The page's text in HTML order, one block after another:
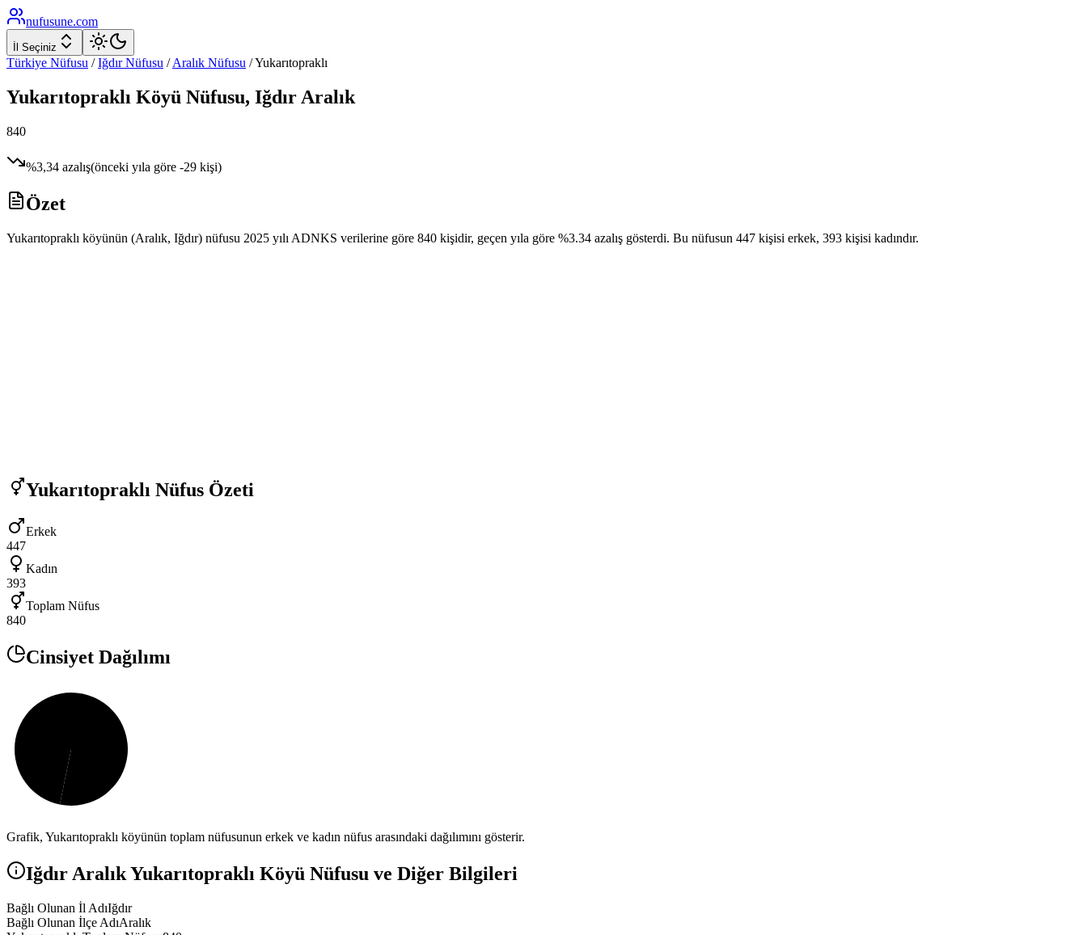
nufusune.com
İl Seçiniz
Türkiye Nüfusu / IğdırNüfusu / Aralık Nüfusu /Yukarıtopraklı
Yukarıtopraklı Köyü Nüfusu, Iğdır Aralık
840
%3,34 azalış(önceki yıla göre -29 kişi)
Özet
Yukarıtopraklı köyünün (Aralık, Iğdır) nüfusu 2025 yılı ADNKS verilerine göre 840 kişidir, geçen yıla göre %3.34 azalış gösterdi. Bu nüfusun 447 kişisi erkek, 393 kişisi kadındır.
Yukarıtopraklı Nüfus Özeti
Erkek
447
Kadın
393
Toplam Nüfus
840
Cinsiyet Dağılımı
Grafik, Yukarıtopraklı köyünün toplam nüfusunun erkek ve kadın nüfus arasındaki dağılımını gösterir.
Iğdır AralıkYukarıtopraklı Köyü Nüfusu ve Diğer Bilgileri
Bağlı Olunan İl AdıIğdır
Bağlı Olunan İlçe AdıAralık